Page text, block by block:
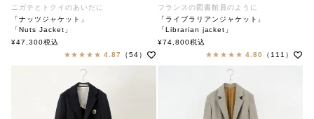
ニガテとトクイのあいだに
「ナッツジャケット」
「Nuts Jacket」
soutiencollar（ステンカラー）
¥47,300税込
4.87
（54）
フランスの図書館員のように
「ライブラリアンジャケット」
「Librarian jacket」
soutiencollar（ステンカラー）
¥74,800税込
4.80
（111）